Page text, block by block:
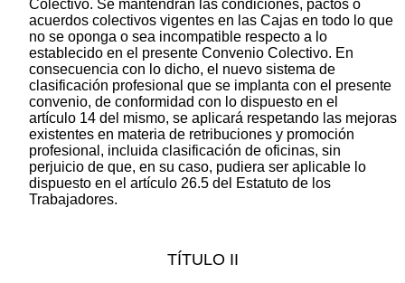
Colectivo. Se mantendrán las condiciones, pactos o
acuerdos colectivos vigentes en las Cajas en todo lo que
no se oponga o sea incompatible respecto a lo
establecido en el presente Convenio Colectivo. En
consecuencia con lo dicho, el nuevo sistema de
clasificación profesional que se implanta con el presente
convenio, de conformidad con lo dispuesto en el
artículo 14 del mismo, se aplicará respetando las mejoras
existentes en materia de retribuciones y promoción
profesional, incluida clasificación de oficinas, sin
perjuicio de que, en su caso, pudiera ser aplicable lo
dispuesto en el artículo 26.5 del Estatuto de los
Trabajadores.
TÍTULO II